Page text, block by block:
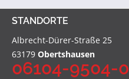
STANDORTE
Albrecht-Dürer-Straße 25
63179 Obertshausen
06104-9504-0